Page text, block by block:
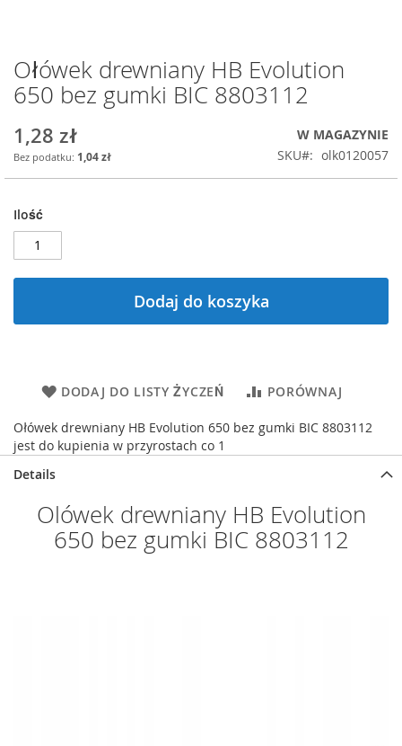
Przejdź
na
początek
Ołówek drewniany HB Evolution
650 bez gumki BIC 8803112
1,28 zł
1,04 zł
W MAGAZYNIE
SKU
olk0120057
Ilość
Dodaj do koszyka
DODAJ DO LISTY ŻYCZEŃ PORÓWNAJ
Ołówek drewniany HB Evolution 650 bez gumki BIC 8803112
jest do kupienia w przyrostach co 1
Details
Olówek drewniany HB Evolution
650 bez gumki BIC 8803112